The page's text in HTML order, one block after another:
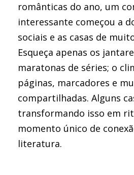
românticas do ano, um
interessante começou a
sociais e as casas de
Esqueça apenas os
maratonas de séries; o
páginas, marcadores e
compartilhadas. Alguns
transformando isso em
momento único de
literatura.